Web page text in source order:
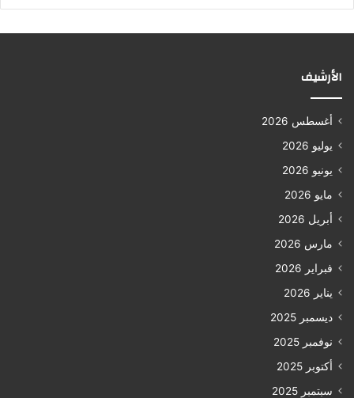
الأرشيف
أغسطس 2026
يوليو 2026
يونيو 2026
مايو 2026
أبريل 2026
مارس 2026
فبراير 2026
يناير 2026
ديسمبر 2025
نوفمبر 2025
أكتوبر 2025
سبتمبر 2025